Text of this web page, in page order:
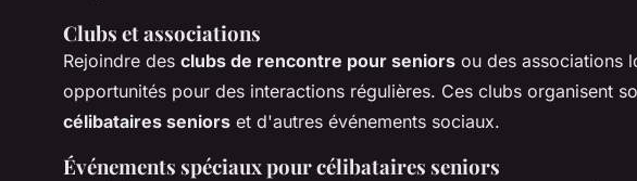
Clubs et associations
Rejoindre des clubs de rencontre pour seniors ou des associations
opportunités pour des interactions régulières. Ces clubs organisent
célibataires seniors et d'autres événements sociaux.
Événements spéciaux pour célibataires seniors